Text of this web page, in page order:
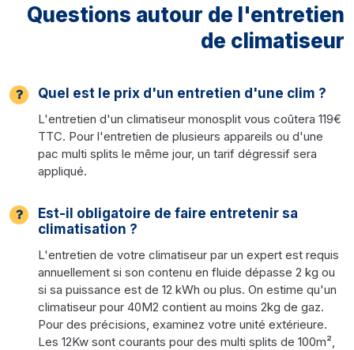
Questions autour de l'entretien
de climatiseur
Quel est le prix d'un entretien d'une clim ?
L'entretien d'un climatiseur monosplit vous coûtera 119€
TTC. Pour l'entretien de plusieurs appareils ou d'une
pac multi splits le même jour, un tarif dégressif sera
appliqué.
Est-il obligatoire de faire entretenir sa
climatisation ?
L'entretien de votre climatiseur par un expert est requis
annuellement si son contenu en fluide dépasse 2 kg ou
si sa puissance est de 12 kWh ou plus. On estime qu'un
climatiseur pour 40M2 contient au moins 2kg de gaz.
Pour des précisions, examinez votre unité extérieure.
Les 12Kw sont courants pour des multi splits de 100m²,